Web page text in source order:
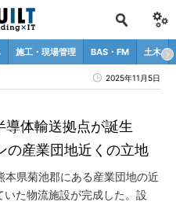
施工・現場管理 BAS・FM 土木
2025年11月5日
導体輸送拠点が誕生
の産業団地近くの立地
県菊池郡にある産業団地の近
た物流施設が完成した。設